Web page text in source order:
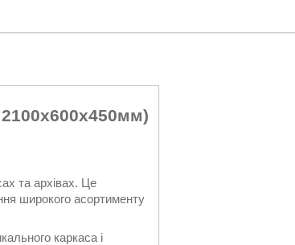
та архівах. Це
широкого асортименту
каркаса і